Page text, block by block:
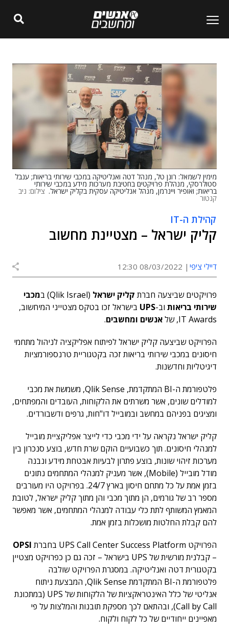
מימין לשמאל: רונן טל, מנהל דטה ואנליטיקה במכבי שירותי בריאות; ענבל
סטולרסקי, מנהלת פרויקטים בחטיבת מערכות מידע במכבי שירותי
בריאות; ואופיר ויינרמן, מנהל אנליטיקה עסקית בקליק ישראל. צילום: ניב
קנטור
קהילת ה-IT
קליק ישראל – מצטיינת מחשוב
דיילי ציפי 08/03/2022 12:30
פרויקטים שביצעה חברת קליק ישראל (Qlik Israel) ב
מכבי
שירותי בריאות וב-UPS בישראל זכו בטקס מצטייני המיחשוב,
IT Awards, של
אנשים ומחשבים.
הפרויקט שביצעה קליק ישראל לפיתוח אפליקציה לניהול מתחמי
חיסונים במכבי שירותי בריאות זכה בקטגוריית טרנספורמציות
דיגיטליות וחדשנות.
פלטפורמת ה-BI המתקדמת, Qlik Sense, משמשת את מכבי
למודלים שונים, אשר משרתים את הלקוחות, העובדים והמפתחים,
ומציגים בפניהם במחשב ובמובייל דו"חות, גרפים ודשבורדים.
קליק ישראל נקראה על ידי מכבי כדי לייצר אפליקציית מובייל
למנהלי חיסונים. תוך כשבועיים הוקם שרת חדש, בוצע סנכרון בין
מערכות זיהוי שונות, בוצע פתרון לבעיות אבטחת מידע ונבנה
מודל מובייל (Mobile), אשר מעניק למנהלי המתחמים נתונים
בזמן אמת על כל מתחם חיסון בארץ 24/7. בפרויקט היו מעורבים
מספר רב של גורמים, הן מתוך מכבי והן מתוך קליק ישראל, לטובת
המאמץ המשותף לתת כלי עבודה למנהלי המתחמים, אשר מאפשר
להם קבלת החלטות מושכלות בזמן אמת.
הפרויקט UPS Call Center Success Platform בחברת
OPSI
– קבלנית מורשית של UPS בישראל – זכה גם כן כפרויקט מצטיין
בקטגורית דטה ואנליטיקה. במסגרת הפרויקט שולבה
פלטפורמת ה-BI המתקדמת Qlik Sense, המבצעת ניתוח
אנליטי של כלל האינטראקציות של הלקוחות של UPS (במתכונת
Call by Call), ובהתאם לכך מספקת תובנות והמלצות על פי
מאפיינים ייחודיים של כל לקוח ולקוח.